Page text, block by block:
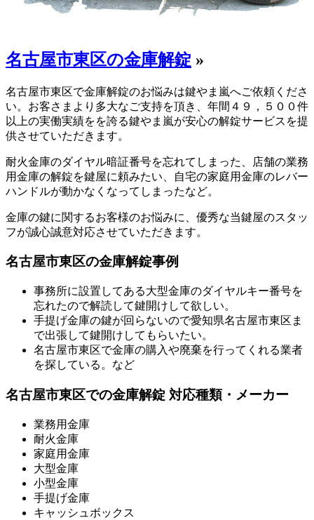
名古屋市東区の金庫解錠 »
名古屋市東区で金庫解錠のお悩みは鍵やま嵐へご依頼くださ
い。お客さまより多大なご支持を頂き、年間４９，５００件
以上の実働実績をを誇る鍵やま嵐が安心の解錠サービスを提
供させていただきます。
耐火金庫のダイヤル暗証番号を忘れてしまった、店舗の業務
用金庫の解錠を鍵屋に頼みたい、自宅の家庭用金庫のレバー
ハンドルが動かなくなってしまったなど。
金庫の鍵に関するお客様のお悩みに、優秀な当鍵屋のスタッ
フが誠心誠意対応させていただきます。
名古屋市東区の金庫解錠事例
事務所に設置してある大型金庫のダイヤルキー番号を
忘れたので解読して鍵開けして欲しい。
手提げ金庫の鍵が回らないので愛知県名古屋市東区ま
で出張して鍵開けしてもらいたい。
名古屋市東区で金庫の購入や廃棄を行ってくれる業者
を探している。など
名古屋市東区での金庫解錠 対応種類・メーカー
業務用金庫
耐火金庫
家庭用金庫
大型金庫
小型金庫
手提げ金庫
キャッシュボックス